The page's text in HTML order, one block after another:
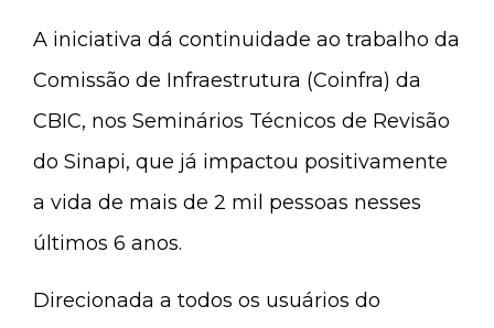
A iniciativa dá continuidade ao trabalho da
Comissão de Infraestrutura (Coinfra) da
CBIC, nos Seminários Técnicos de Revisão
do Sinapi, que já impactou positivamente
a vida de mais de 2 mil pessoas nesses
últimos 6 anos.
Direcionada a todos os usuários do